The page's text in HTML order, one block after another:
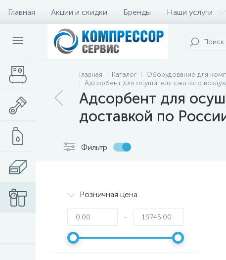
Главная Акции и скидки Бренды Наши услуги
Главная Каталог Оборудование для
Адсорбент для осушителя сжатого
Адсорбент для
доставкой по
Фильтр
Розничная цена
-